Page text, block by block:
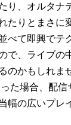
り、オルタナ
たりとまさに
べて即興でテ
で、ライブの
のかもしれま
た場合、配
幅の広いプレ